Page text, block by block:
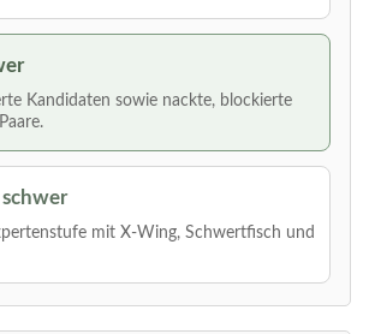
Kandidaten sowie nackte, blockierte
mit X-Wing, Schwertfisch und